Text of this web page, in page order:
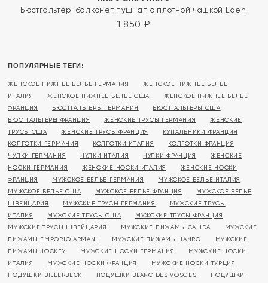
Бюстгальтер-балконет пуш-ап с плотной чашкой Eden
1 850 ₽
ПОПУЛЯРНЫЕ ТЕГИ:
ЖЕНСКОЕ НИЖНЕЕ БЕЛЬЕ ГЕРМАНИЯ
ЖЕНСКОЕ НИЖНЕЕ БЕЛЬЕ
ИТАЛИЯ
ЖЕНСКОЕ НИЖНЕЕ БЕЛЬЕ США
ЖЕНСКОЕ НИЖНЕЕ БЕЛЬЕ
ФРАНЦИЯ
БЮСТГАЛЬТЕРЫ ГЕРМАНИЯ
БЮСТГАЛЬТЕРЫ США
БЮСТГАЛЬТЕРЫ ФРАНЦИЯ
ЖЕНСКИЕ ТРУСЫ ГЕРМАНИЯ
ЖЕНСКИЕ
ТРУСЫ США
ЖЕНСКИЕ ТРУСЫ ФРАНЦИЯ
КУПАЛЬНИКИ ФРАНЦИЯ
КОЛГОТКИ ГЕРМАНИЯ
КОЛГОТКИ ИТАЛИЯ
КОЛГОТКИ ФРАНЦИЯ
ЧУЛКИ ГЕРМАНИЯ
ЧУЛКИ ИТАЛИЯ ЧУЛКИ ФРАНЦИЯ
ЖЕНСКИЕ
НОСКИ ГЕРМАНИЯ
ЖЕНСКИЕ НОСКИ ИТАЛИЯ
ЖЕНСКИЕ НОСКИ
ФРАНЦИЯ
МУЖСКОЕ БЕЛЬЕ ГЕРМАНИЯ
МУЖСКОЕ БЕЛЬЕ ИТАЛИЯ
МУЖСКОЕ БЕЛЬЕ США
МУЖСКОЕ БЕЛЬЕ ФРАНЦИЯ
МУЖСКОЕ БЕЛЬЕ
ШВЕЙЦАРИЯ
МУЖСКИЕ ТРУСЫ ГЕРМАНИЯ
МУЖСКИЕ ТРУСЫ
ИТАЛИЯ
МУЖСКИЕ ТРУСЫ США
МУЖСКИЕ ТРУСЫ ФРАНЦИЯ
МУЖСКИЕ ТРУСЫ ШВЕЙЦАРИЯ
МУЖСКИЕ ПИЖАМЫ CALIDA
МУЖСКИЕ
ПИЖАМЫ EMPORIO ARMANI
МУЖСКИЕ ПИЖАМЫ HANRO
МУЖСКИЕ
ПИЖАМЫ JOCKEY
МУЖСКИЕ НОСКИ ГЕРМАНИЯ
МУЖСКИЕ НОСКИ
ИТАЛИЯ
МУЖСКИЕ НОСКИ ФРАНЦИЯ
МУЖСКИЕ НОСКИ ТУРЦИЯ
ПОДУШКИ BILLERBECK
ПОДУШКИ BLANC DES VOSGES
ПОДУШКИ